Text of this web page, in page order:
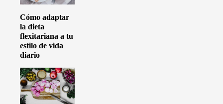
Cómo adaptar
la dieta
flexitariana a tu
estilo de vida
diario